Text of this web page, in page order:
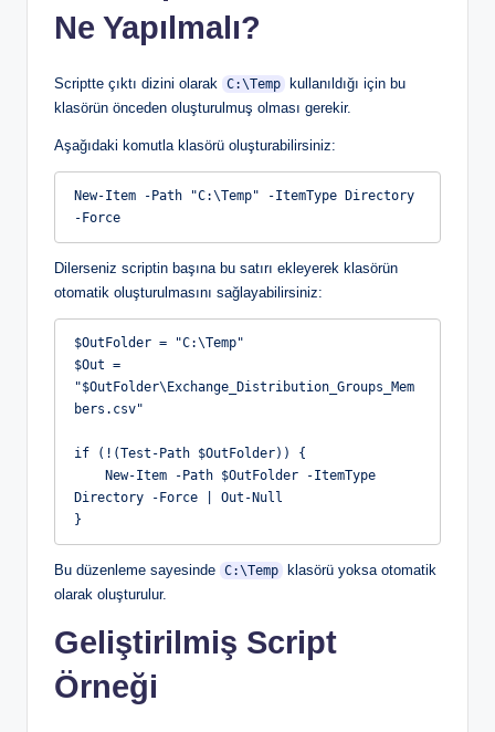
Ne Yapılmalı?
Scriptte çıktı dizini olarak C:\Temp
kullanıldığı için bu
klasörün önceden oluşturulmuş olması gerekir.
Aşağıdaki komutla klasörü oluşturabilirsiniz:
New-Item -Path "C:\Temp" -ItemType Directory
-Force
Dilerseniz scriptin başına bu satırı ekleyerek klasörün
otomatik oluşturulmasını sağlayabilirsiniz:
$OutFolder = "C:\Temp"
$Out =
"$OutFolder\Exchange_Distribution_Groups_Mem
bers.csv"
if (!(Test-Path $OutFolder)) {
Directory -Force | Out-Null
}
Bu düzenleme sayesinde C:\Temp
klasörü yoksa otomatik
olarak oluşturulur.
Geliştirilmiş Script
Örneği